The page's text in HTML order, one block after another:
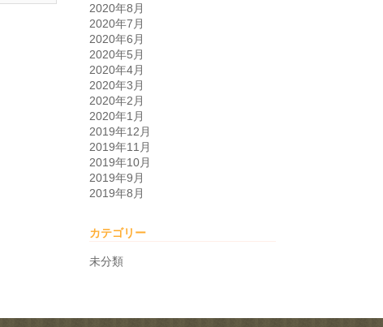
2020年8月
2020年7月
2020年6月
2020年5月
2020年4月
2020年3月
2020年2月
2020年1月
2019年12月
2019年11月
2019年10月
2019年9月
2019年8月
カテゴリー
未分類